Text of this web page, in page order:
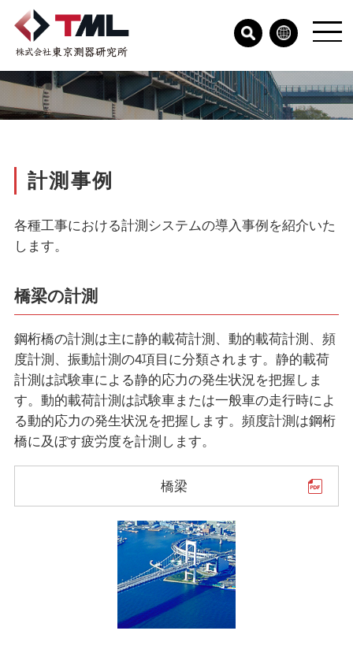
計測事例
各種工事における計測システムの導入事例を紹介いた
します。
橋梁の計測
鋼桁橋の計測は主に静的載荷計測、動的載荷計測、頻
度計測、振動計測の4項目に分類されます。静的載荷
計測は試験車による静的応力の発生状況を把握しま
す。動的載荷計測は試験車または一般車の走行時によ
る動的応力の発生状況を把握します。頻度計測は鋼桁
橋に及ぼす疲労度を計測します。
橋梁